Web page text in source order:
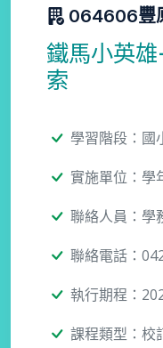
064606豐
鐵馬小英
索
學習階段：國
實施單位：學
聯絡人員：學
聯絡電話：
執行期程：
課程類型：校